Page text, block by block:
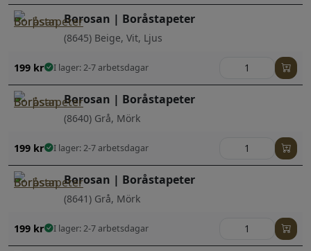
Borosan | Boråstapeter
(8645) Beige, Vit, Ljus
199 kr I lager: 2-7 arbetsdagar
Borosan | Boråstapeter
(8640) Grå, Mörk
199 kr I lager: 2-7 arbetsdagar
Borosan | Boråstapeter
(8641) Grå, Mörk
199 kr I lager: 2-7 arbetsdagar